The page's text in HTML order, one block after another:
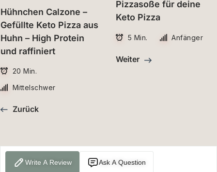
Hühnchen Calzone –
Gefüllte Keto Pizza aus
Huhn – High Protein
und raffiniert
20 Min.
Mittelschwer
Zurück
Pizzasoße für deine
Keto Pizza
5 Min. Anfänger
Weiter
Write A Review Ask A Question